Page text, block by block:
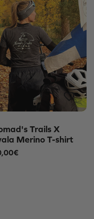
Trails X
Merino T-shirt